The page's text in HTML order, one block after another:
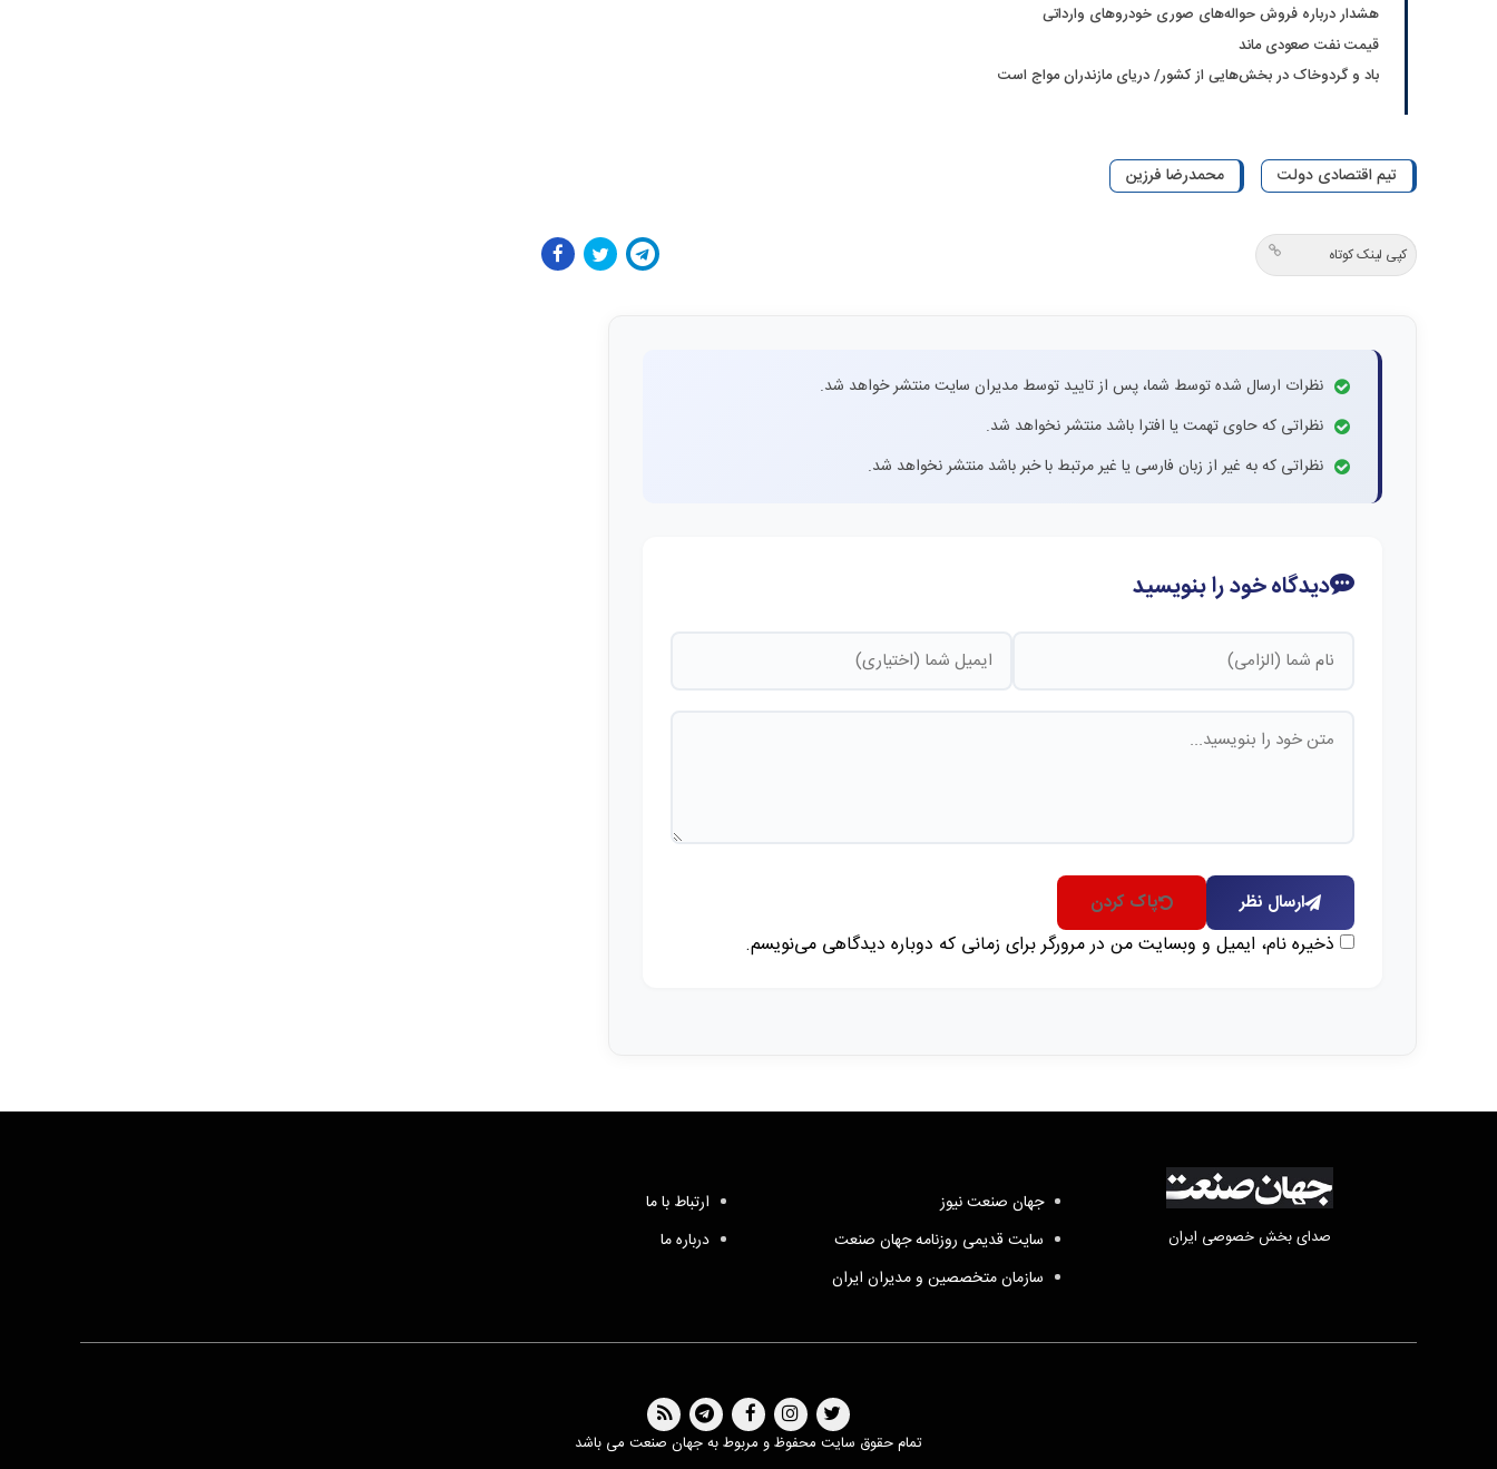
هشدار درباره فروش حواله‌های صوری خودروهای وارداتی
قیمت نفت صعودی ماند
باد و گردوخاک در بخش‌هایی از کشور/ دریای مازندران مواج است
تیم اقتصادی دولت محمدرضا فرزین
کپی لینک کوتاه
نظرات ارسال شده توسط شما، پس از تایید توسط مدیران سایت منتشر خواهد شد.
نظراتی که حاوی تهمت یا افترا باشد منتشر نخواهد شد.
نظراتی که به غیر از زبان فارسی یا غیر مرتبط با خبر باشد منتشر نخواهد شد.
دیدگاه خود را بنویسید
ارسال نظر پاک کردن
ذخیره نام، ایمیل و وبسایت من در مرورگر برای زمانی که دوباره دیدگاهی می‌نویسم.
صدای بخش خصوصی ایران
جهان صنعت نیوز
سایت قدیمی روزنامه جهان صنعت
سازمان متخصصین و مدیران ایران
ارتباط با ما
درباره ما
تمام حقوق سایت محفوظ و مربوط به جهان صنعت می باشد